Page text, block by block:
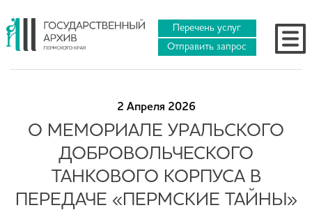
Перечень услуг
Отправить запрос
2 Апреля 2026
О МЕМОРИАЛЕ УРАЛЬСКОГО
ДОБРОВОЛЬЧЕСКОГО
ТАНКОВОГО КОРПУСА В
ПЕРЕДАЧЕ «ПЕРМСКИЕ ТАЙНЫ»